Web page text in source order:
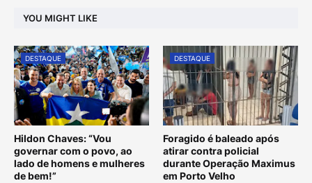
YOU MIGHT LIKE
DESTAQUE
Hildon Chaves: “Vou
governar com o povo, ao
lado de homens e mulheres
de bem!”
DESTAQUE
Foragido é baleado após
atirar contra policial
durante Operação Maximus
em Porto Velho